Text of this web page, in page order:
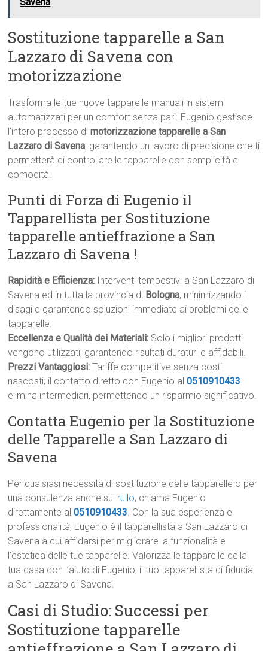
Sostituzione tapparelle a San
Lazzaro di Savena con
motorizzazione
Trasforma le tue nuove tapparelle manuali in sistemi
automatizzati per un comfort senza pari. Eugenio gestisce
l’intero processo dimotorizzazione tapparelle a San
Lazzaro di Savena, garantendo un lavoro di precisione che ti
permetterà di controllare le tapparelle con semplicità e
comodità.
Punti di Forza di Eugenio il
Tapparellista per Sostituzione
tapparelle antieffrazione a San
Lazzaro di Savena !
Rapidità e Efficienza: Interventi tempestivi a San Lazzaro di
Savena ed in tutta la provincia di Bologna, minimizzando i
disagi e garantendo soluzioni immediate ai problemi delle
tapparelle.
Eccellenza e Qualità dei Materiali: Solo i migliori prodotti
vengono utilizzati, garantendo risultati duraturi e affidabili.
Prezzi Vantaggiosi: Tariffe competitive senza costi
nascosti; il contatto diretto con Eugenio al0510910433
elimina intermediari, permettendo un risparmio significativo.
Contatta Eugenio per la Sostituzione
delle Tapparelle a San Lazzaro di
Savena
Per qualsiasi necessità di sostituzione delle tapparelle o per
una consulenza anche sul rullo, chiama Eugenio
direttamente al0510910433. Con la sua esperienza e
professionalità, Eugenio è il tapparellista a San Lazzaro di
Savena a cui affidarsi per migliorare la funzionalità e
l’estetica delle tue tapparelle. Valorizza le tapparelle della
tua casa con l’aiuto di Eugenio, il tuo tapparellista di fiducia
a San Lazzaro di Savena.
Casi di Studio: Successi per
Sostituzione tapparelle